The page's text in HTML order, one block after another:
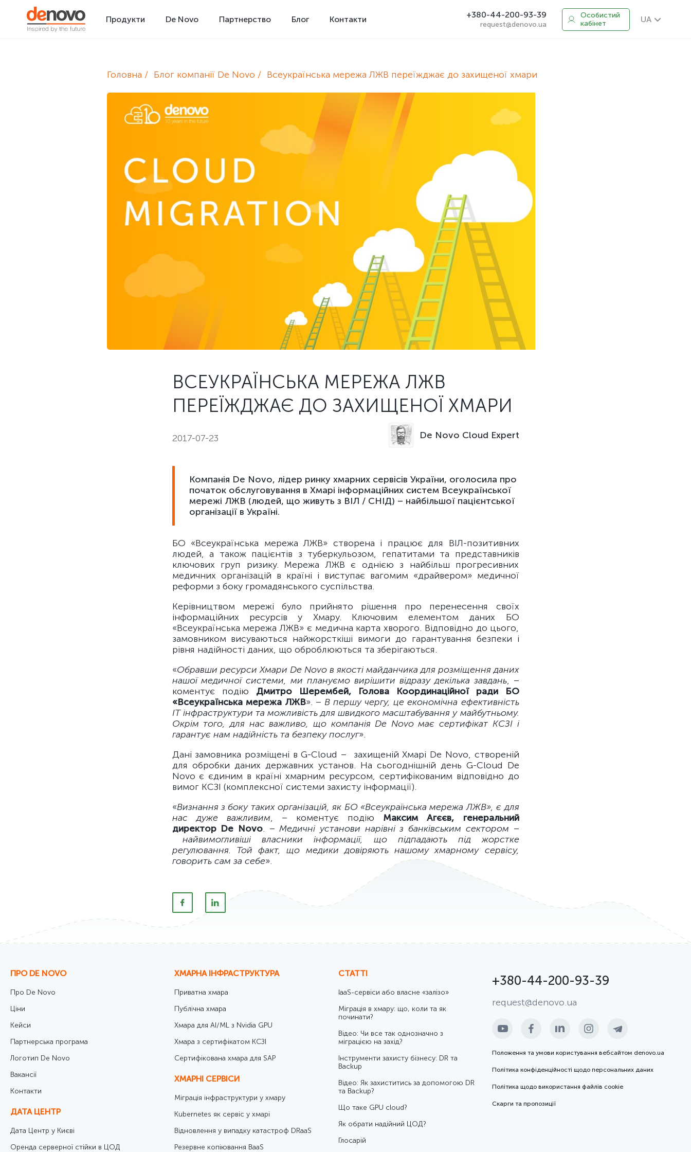
Продукти De Novo Партнерство Блог Контакти +380-44-200-93-39
request@denovo.ua
Особистий
кабінет
UA
Головна Блог компанії De Novo Всеукраїнська мережа ЛЖВ переїжджає до захищеної хмари
ВСЕУКРАЇНСЬКА МЕРЕЖА ЛЖВ
ПЕРЕЇЖДЖАЄ ДО ЗАХИЩЕНОЇ ХМАРИ
2017-07-23 De Novo Cloud Expert
Компанія De Novo, лідер ринку хмарних сервісів України, оголосила про
початок обслуговування в Хмарі інформаційних систем Всеукраїнської
мережі ЛЖВ (людей, що живуть з ВІЛ / СНІД) – найбільшої пацієнтської
організації в Україні.
БО «Всеукраїнська мережа ЛЖВ» створена і працює для ВІЛ-позитивних
людей, а також пацієнтів з туберкульозом, гепатитами та представників
ключових груп ризику. Мережа ЛЖВ є однією з найбільш прогресивних
медичних організацій в країні і виступає вагомим «драйвером» медичної
реформи з боку громадянського суспільства.
Керівництвом мережі було прийнято рішення про перенесення своїх
інформаційних ресурсів у Хмару. Ключовим елементом даних БО
«Всеукраїнська мережа ЛЖВ» є медична карта хворого. Відповідно до цього,
замовником висуваються найжорсткіші вимоги до гарантування безпеки і
рівня надійності даних, що оброблюються та зберігаються.
«Обравши ресурси Хмари De Novo в якості майданчика для розміщення даних
нашої медичної системи, ми плануємо вирішити відразу декілька завдань, –
коментує подію Дмитро Шерембей, Голова Координаційної ради БО
«Всеукраїнська мережа ЛЖВ». – В першу чергу, це економічна ефективність
ІТ інфраструктури та можливість для швидкого масштабування у майбутньому.
Окрім того, для нас важливо, що компанія De Novo має сертифікат КСЗІ і
гарантує нам надійність та безпеку послуг».
Дані замовника розміщені в G-Cloud – захищеній Хмарі De Novo, створеній
для обробки даних державних установ. На сьогоднішній день G-Cloud De
Novo є єдиним в країні хмарним ресурсом, сертифікованим відповідно до
вимог КСЗІ (комплексної системи захисту інформації).
«Визнання з боку таких організацій, як БО «Всеукраїнська мережа ЛЖВ», є для
нас дуже важливим, – коментує подію Максим Агєєв, генеральний
директор De Novo. –Медичні установи нарівні з банківським сектором –
найвимогливіші власники інформації, що підпадають під жорстке
регулювання. Той факт, що медики довіряють нашому хмарному сервісу,
говорить сам за себе».
ПРО DE NOVO
Про De Novo
Ціни
Кейси
Партнерська програма
Логотип De Novo
Вакансії
Контакти
ДАТА ЦЕНТР
Дата Центр у Києві
Оренда серверної стійки в ЦОД
ХМАРНА ІНФРАСТРУКТУРА
Приватна хмара
Публічна хмара
Хмара для AI/ML з Nvidia GPU
Хмара з сертифікатом КСЗІ
Cертифікована хмара для SAP
ХМАРНІ СЕРВІСИ
Міграція інфраструктури у хмару
Kubernetes як сервіс у хмарі
Відновлення у випадку катастроф DRaaS
Резервне копіювання BaaS
СТАТТІ
IaaS-сервіси або власне «залізо»
Міграція в хмару: що, коли та як
починати?
Відео: Чи все так однозначно з
міграцією на захід?
Інструменти захисту бізнесу: DR та
Backup
Відео: Як захиститись за допомогою DR
та Backup?
Що таке GPU cloud?
Як обрати надійний ЦОД?
Глосарій
+380-44-200-93-39
request@denovo.ua
Положення та умови користування вебсайтом denovo.ua
Політика конфіденційності щодо персональних даних
Політика щодо використання файлів cookie
Скарги та пропозиції